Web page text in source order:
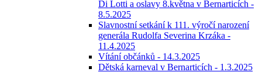
Di Lotti a oslavy 8.května v Bernarticích -
8.5.2025
Slavnostní setkání k 111. výročí narození
generála Rudolfa Severina Krzáka -
11.4.2025
Vítání občánků - 14.3.2025
Dětská karneval v Bernarticích - 1.3.2025